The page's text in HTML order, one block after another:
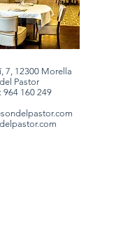
7, 12300 Morella
Pastor
964 160 249